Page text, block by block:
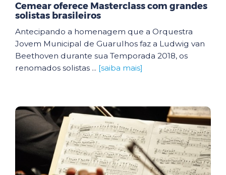
Cemear oferece Masterclass com grandes
solistas brasileiros
Antecipando a homenagem que a Orquestra
Jovem Municipal de Guarulhos faz a Ludwig van
Beethoven durante sua Temporada 2018, os
renomados solistas ... [saiba mais]